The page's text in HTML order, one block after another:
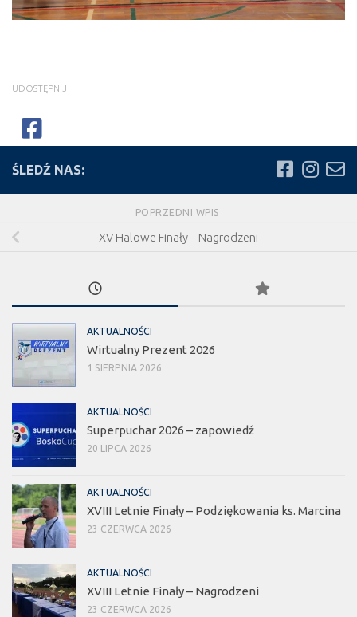
UDOSTĘPNIJ
ŚLEDŹ NAS:
POPRZEDNI WPIS
XV Halowe Finały – Nagrodzeni
AKTUALNOŚCI
Wirtualny Prezent 2026
1 SIERPNIA 2026
AKTUALNOŚCI
Superpuchar 2026 – zapowiedź
20 LIPCA 2026
AKTUALNOŚCI
XVIII Letnie Finały – Podziękowania ks. Marcina
23 CZERWCA 2026
AKTUALNOŚCI
XVIII Letnie Finały – Nagrodzeni
23 CZERWCA 2026